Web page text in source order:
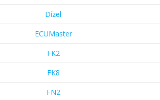
Dízel
ECUMaster
FK2
FK8
FN2